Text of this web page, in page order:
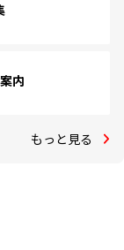
内
もっと見る